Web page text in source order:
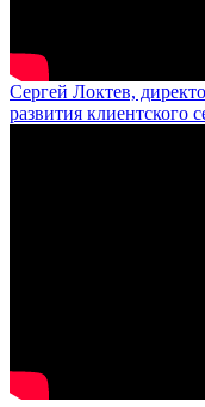
Сергей Локтев,
развития клиентского